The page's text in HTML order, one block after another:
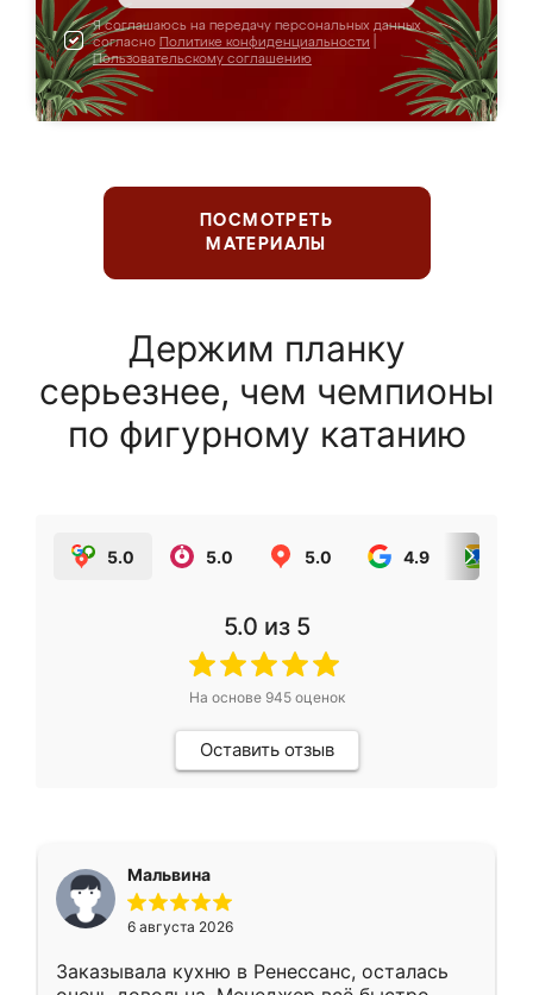
Я соглашаюсь на передачу персональных данных
согласно Политике конфиденциальности
Пользовательскому соглашению
ПОСМОТРЕТЬ
МАТЕРИАЛЫ
Держим планку
серьезнее, чем чемпионы
по фигурному катанию
5.0 5.0 5.0 4.9
5.0 из 5
На основе 945оценок
Оставить отзыв
Мальвина
6 августа 2026
Заказывала кухню в Ренессанс, осталась